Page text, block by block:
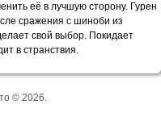
её в лучшую сторону. Гурен
сражения с шиноби из
свой выбор. Покидает
в странствия.
© 2026.